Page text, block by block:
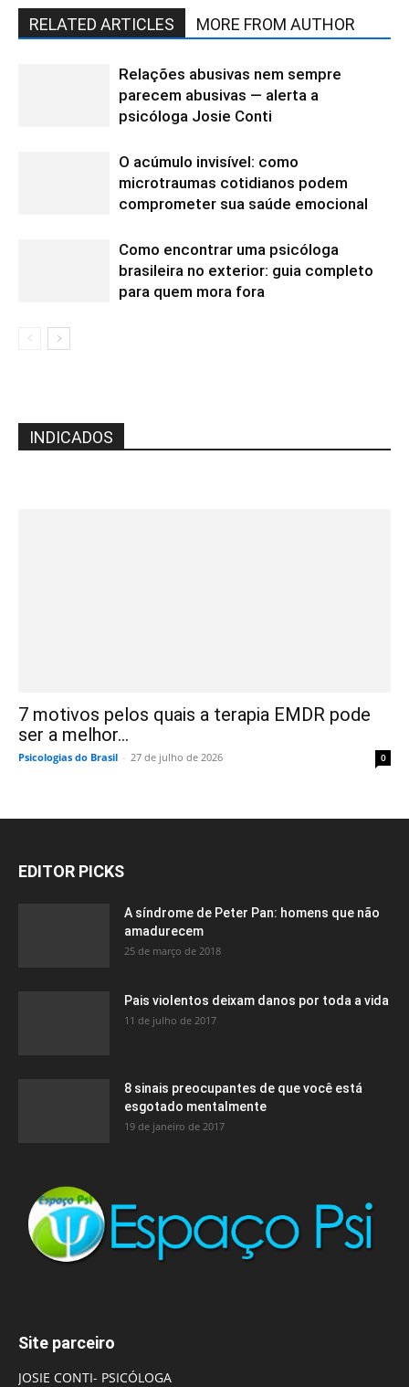
RELATED ARTICLES MORE FROM AUTHOR
Relações abusivas nem sempre
parecem abusivas — alerta a
psicóloga Josie Conti
O acúmulo invisível: como
microtraumas cotidianos podem
comprometer sua saúde emocional
Como encontrar uma psicóloga
brasileira no exterior: guia completo
para quem mora fora
INDICADOS
7 motivos pelos quais a terapia EMDR pode
ser a melhor...
Psicologias do Brasil - 27 de julho de 2026 0
EDITOR PICKS
A síndrome de Peter Pan: homens que não
amadurecem
25 de março de 2018
Pais violentos deixam danos por toda a vida
11 de julho de 2017
8 sinais preocupantes de que você está
esgotado mentalmente
19 de janeiro de 2017
Site parceiro
JOSIE CONTI- PSICÓLOGA